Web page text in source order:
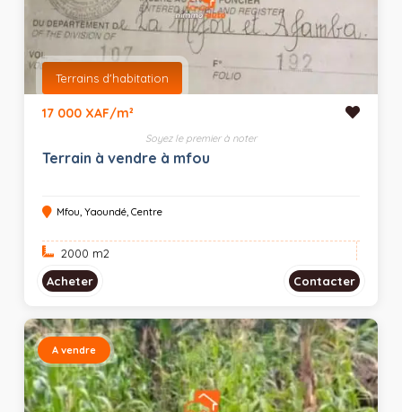
Terrains d'habitation
17 000 XAF/m²
Soyez le premier à noter
Terrain à vendre à mfou
Mfou, Yaoundé, Centre
2000 m2
Acheter
Contacter
A vendre